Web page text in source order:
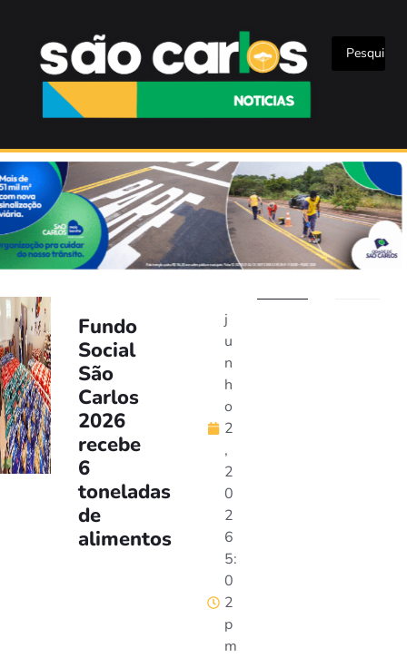
Fundo
Social
São
Carlos
2026
recebe
6
toneladas
de
alimentos
j
u
n
h
o
2
,
2
0
2
6
5:
0
2
p
m